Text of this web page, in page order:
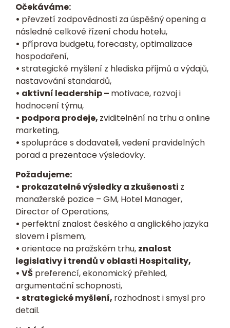
Očekáváme:
• převzetí zodpovědnosti za úspěšný opening a
následné celkové řízení chodu hotelu,
• příprava budgetu, forecasty, optimalizace
hospodaření,
• strategické myšlení z hlediska příjmů a výdajů,
nastavování standardů,
• aktivní leadership – motivace, rozvoj i
hodnocení týmu,
• podpora prodeje, zviditelnění na trhu a online
marketing,
• spolupráce s dodavateli, vedení pravidelných
porad a prezentace výsledovky.
Požadujeme:
• prokazatelné výsledky a zkušenosti z
manažerské pozice – GM, Hotel Manager,
Director of Operations,
• perfektní znalost českého a anglického jazyka
slovem i písmem,
• orientace na pražském trhu, znalost
legislativy i trendů v oblasti Hospitality,
• VŠ preferencí, ekonomický přehled,
argumentační schopnosti,
• strategické myšlení, rozhodnost i smysl pro
detail.